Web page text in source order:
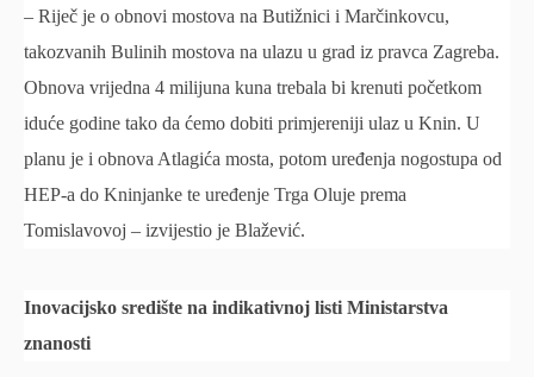
– Riječ je o obnovi mostova na Butižnici i Marčinkovcu,
takozvanih Bulinih mostova na ulazu u grad iz pravca Zagreba.
Obnova vrijedna 4 milijuna kuna trebala bi krenuti početkom
iduće godine tako da ćemo dobiti primjereniji ulaz u Knin. U
planu je i obnova Atlagića mosta, potom uređenja nogostupa od
HEP-a do Kninjanke te uređenje Trga Oluje prema
Tomislavovoj – izvijestio je Blažević.
Inovacijsko središte na indikativnoj listi Ministarstva
znanosti